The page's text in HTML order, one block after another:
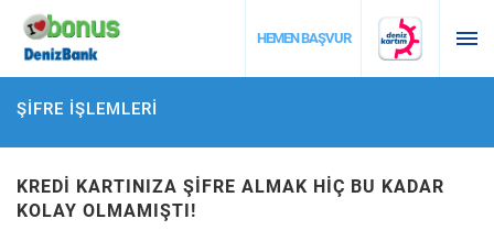
HEMEN BAŞVUR
DESTEK
ŞİFRE İŞLEMLERİ
KREDİ KARTINIZA ŞİFRE ALMAK HİÇ BU KADAR
KOLAY OLMAMIŞTI!